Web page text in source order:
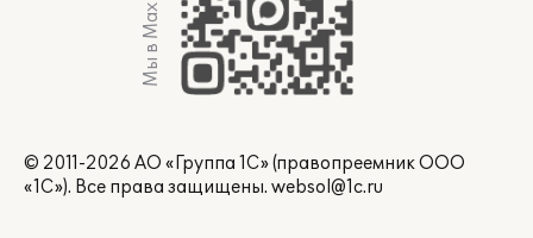
Мы в Max
© 2011-2026 АО «Группа 1С» (правопреемник ООО
«1С»). Все права защищены. websol@1c.ru